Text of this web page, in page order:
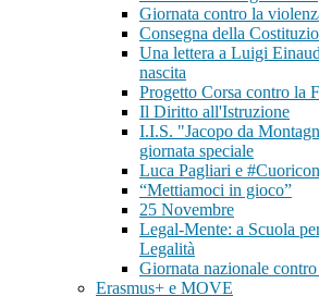
Giornata contro la
Consegna della
Una lettera a Luigi
nascita
Progetto Corsa contro la
Il Diritto all'Istruzione
I.I.S. "Jacopo da
giornata speciale
Luca Pagliari e
“Mettiamoci in gioco”
25 Novembre
Legal-Mente: a Scuola
Legalità
Giornata nazionale
Erasmus+ e MOVE